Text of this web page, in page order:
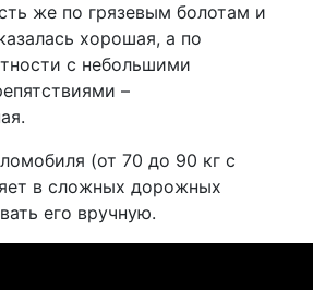
же по грязевым болотам и
хорошая, а по
с небольшими
–
(от 70 до 90 кг с
в сложных дорожных
его вручную.